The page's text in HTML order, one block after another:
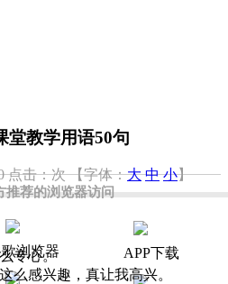
推荐的浏览器访问
浏览器 APP下载
堂教学用语50句
点击：次 【字体：大 中 小】
心。
兴趣，真让我高兴。